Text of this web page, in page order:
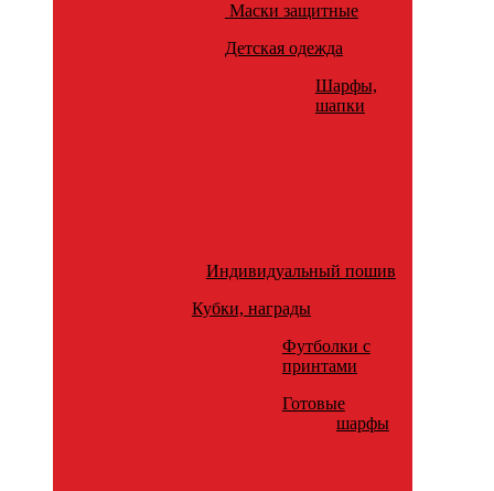
Маски защитные
Детская одежда
Шарфы,
шапки
Индивидуальный пошив
Кубки, награды
Футболки с
принтами
Готовые
шарфы